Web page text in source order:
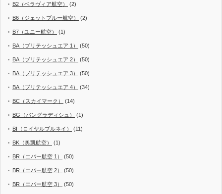
B2（ベラヴィア航空） (2)
B6（ジェットブルー航空） (2)
B7（ユニー航空） (1)
BA（ブリテッシュエア 1） (50)
BA（ブリテッシュエア 2） (50)
BA（ブリテッシュエア 3） (50)
BA（ブリテッシュエア 4） (34)
BC（スカイマーク） (14)
BG（バングラディシュ） (1)
BI（ロイヤルブルネイ） (11)
BK（奥凱航空） (1)
BR（エバー航空 1） (50)
BR（エバー航空 2） (50)
BR（エバー航空 3） (50)